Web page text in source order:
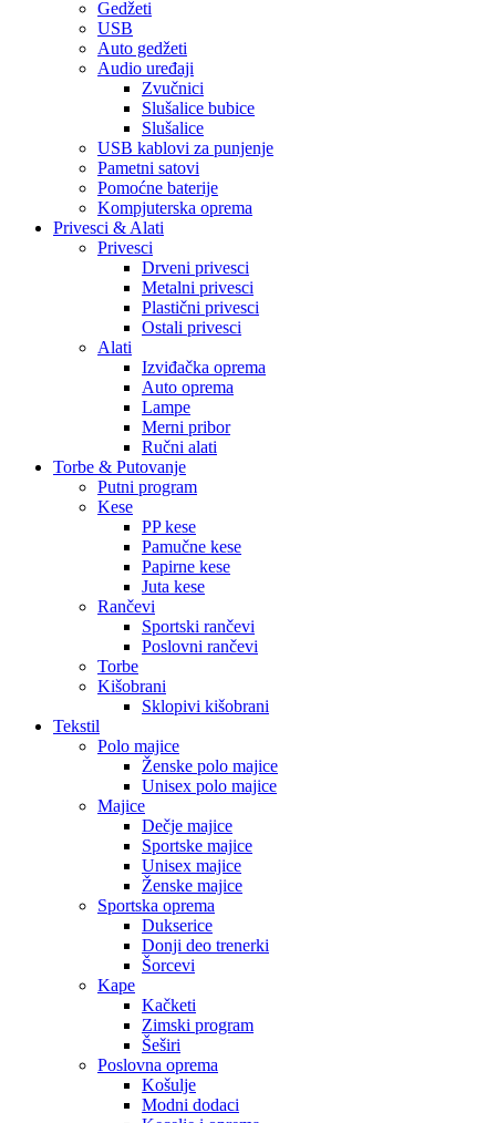
Gedžeti
USB
Auto gedžeti
Audio uređaji
Zvučnici
Slušalice bubice
Slušalice
USB kablovi za punjenje
Pametni satovi
Pomoćne baterije
Kompjuterska oprema
Privesci & Alati
Privesci
Drveni privesci
Metalni privesci
Plastični privesci
Ostali privesci
Alati
Izviđačka oprema
Auto oprema
Lampe
Merni pribor
Ručni alati
Torbe & Putovanje
Putni program
Kese
PP kese
Pamučne kese
Papirne kese
Juta kese
Rančevi
Sportski rančevi
Poslovni rančevi
Torbe
Kišobrani
Sklopivi kišobrani
Tekstil
Polo majice
Ženske polo majice
Unisex polo majice
Majice
Dečje majice
Sportske majice
Unisex majice
Ženske majice
Sportska oprema
Dukserice
Donji deo trenerki
Šorcevi
Kape
Kačketi
Zimski program
Šeširi
Poslovna oprema
Košulje
Modni dodaci